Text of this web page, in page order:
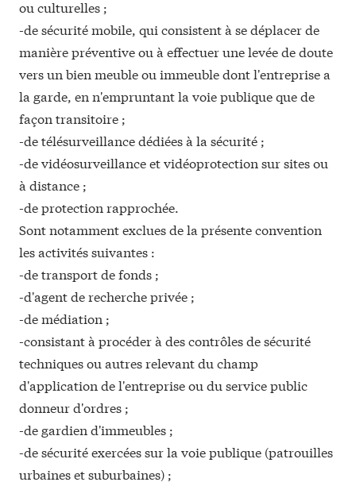
ou culturelles ;
-de sécurité mobile, qui consistent à se déplacer de
manière préventive ou à effectuer une levée de doute
vers un bien meuble ou immeuble dont l'entreprise a
la garde, en n'empruntant la voie publique que de
façon transitoire ;
-de télésurveillance dédiées à la sécurité ;
-de vidéosurveillance et vidéoprotection sur sites ou
à distance ;
-de protection rapprochée.
Sont notamment exclues de la présente convention
les activités suivantes :
-de transport de fonds ;
-d'agent de recherche privée ;
-de médiation ;
-consistant à procéder à des contrôles de sécurité
techniques ou autres relevant du champ
d'application de l'entreprise ou du service public
donneur d'ordres ;
-de gardien d'immeubles ;
-de sécurité exercées sur la voie publique (patrouilles
urbaines et suburbaines) ;